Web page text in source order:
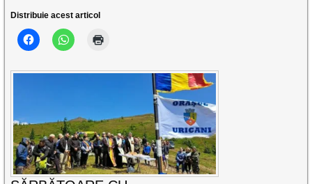
Distribuie acest articol